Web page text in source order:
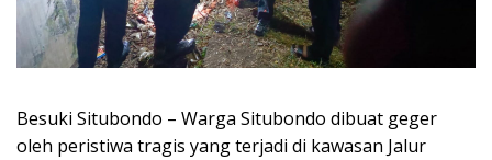
Besuki Situbondo – Warga Situbondo dibuat geger
oleh peristiwa tragis yang terjadi di kawasan Jalur